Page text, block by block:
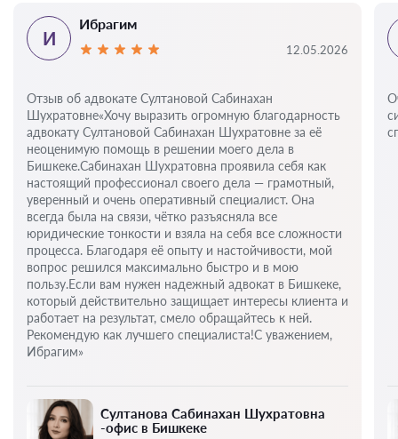
Султанова Сабинахан Шухратовна
-офис в Бишкеке
И
Ибрагим
12.05.2026
Отзыв об адвокате Султановой Сабинахан
Шухратовне«Хочу выразить огромную благодарность
адвокату Султановой Сабинахан Шухратовне за её
неоценимую помощь в решении моего дела в
Бишкеке.Сабинахан Шухратовна проявила себя как
настоящий профессионал своего дела — грамотный,
уверенный и очень оперативный специалист. Она
всегда была на связи, чётко разъясняла все
юридические тонкости и взяла на себя все сложности
процесса. Благодаря её опыту и настойчивости, мой
вопрос решился максимально быстро и в мою
пользу.Если вам нужен надежный адвокат в Бишкеке,
который действительно защищает интересы клиента и
работает на результат, смело обращайтесь к ней.
Рекомендую как лучшего специалиста!С уважением,
Ибрагим»